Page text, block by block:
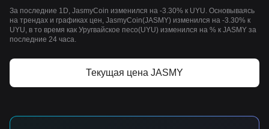
За последние 1D, JasmyCoin изменился на -3.30% к UYU. Основываясь
на трендах и графиках цен, JasmyCoin(JASMY) изменился на -3.30% к
UYU, в то время как Уругвайское песо(UYU) изменился на % к JASMY за
последние 24 часа.
Текущая цена JASMY